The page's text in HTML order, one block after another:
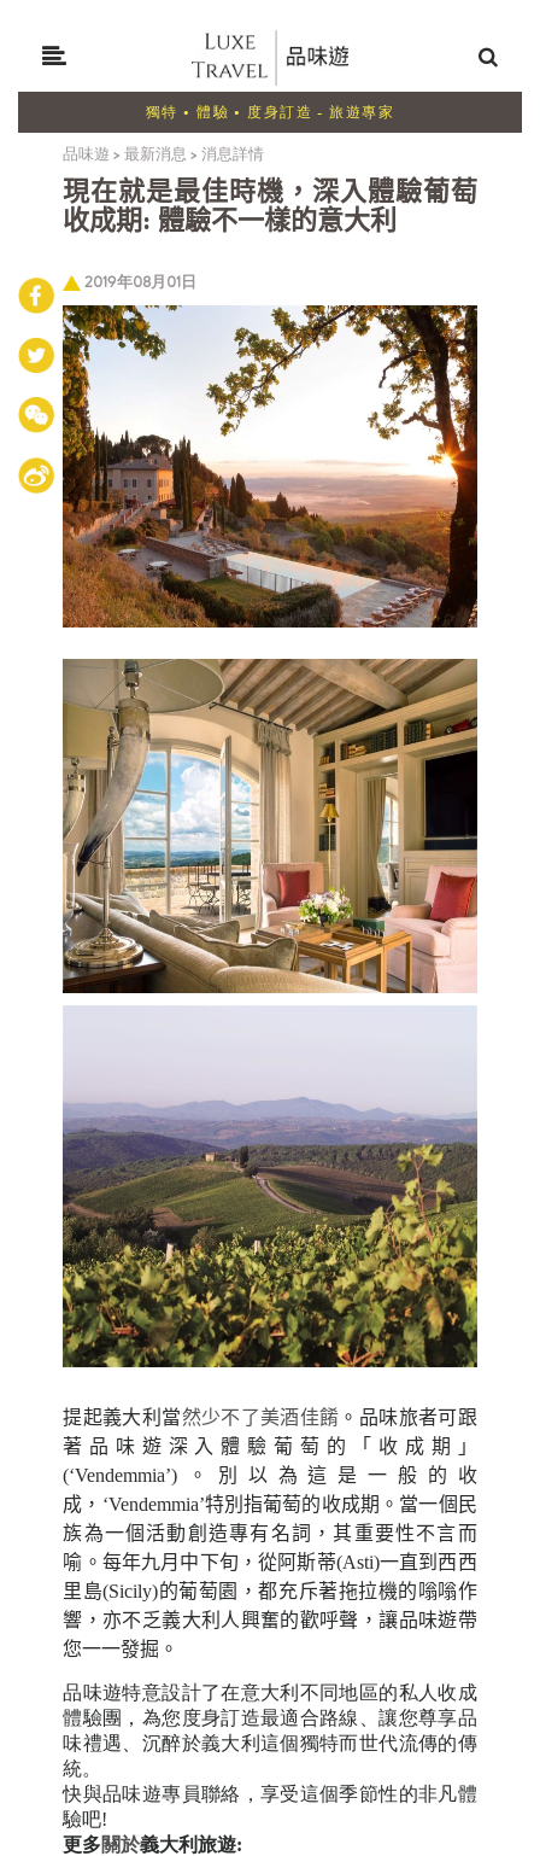
獨特 • 體驗 • 度身訂造 - 旅遊專家
品味遊 >最新消息 >消息詳情
現在就是最佳時機，深入體驗葡萄
收成期: 體驗不一樣的意大利
2019年08月01日
提起義大利當然少不了美酒佳餚 。品味旅者可跟
著品味遊深入體驗 葡萄的
「收成期」
(‘Vendemmia’)。 別以為這是一般的收
成， ‘Vendemmia’特別指葡萄的收成期。當一個民
族為一個活動創造專有名詞，其重要性不言而
喻。每年九月中下旬，從阿斯蒂(Asti)一直到西西
里島(Sicily)的葡萄園，都充斥著拖拉機的嗡嗡作
響，亦不乏義大利人興奮的歡呼聲，讓品味遊帶
您一一發掘。
品味遊特意設計了在意大利不同地區的私人收成
體驗團，為您度身訂造最適合路線、讓您尊享品
味禮遇、沉醉於義大利這個獨特而世代流傳的傳
統。
快與品味遊專員聯絡，享受這個季節性的非凡體
驗吧!
更多關於義大利旅遊: